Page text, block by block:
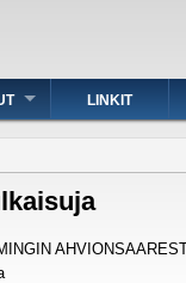
LINKIT